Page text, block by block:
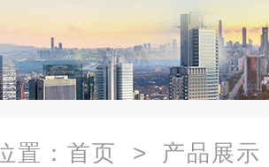
置： 首页 > 产品展示